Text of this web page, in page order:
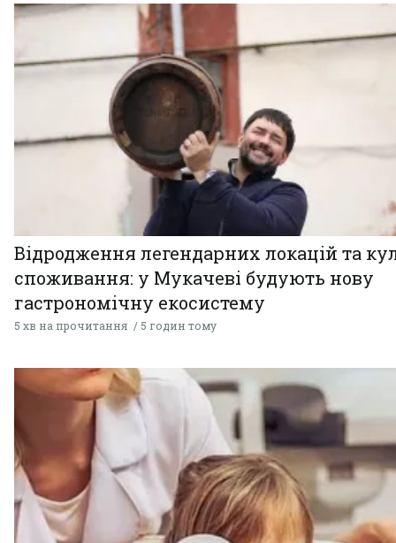
Відродження легендарних локацій та
споживання: у Мукачеві будують нову
гастрономічну екосистему
5 хв на прочитання 5 годин тому